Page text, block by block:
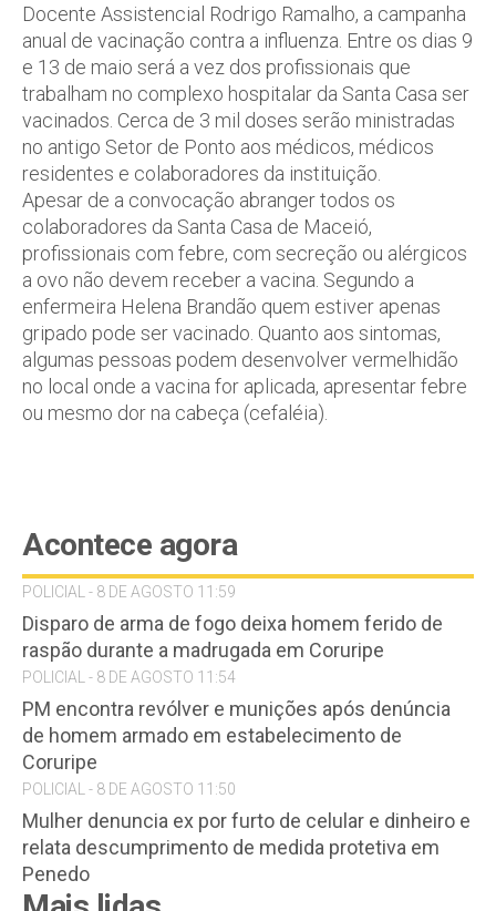
Docente Assistencial Rodrigo Ramalho, a campanha
anual de vacinação contra a influenza. Entre os dias 9
e 13 de maio será a vez dos profissionais que
trabalham no complexo hospitalar da Santa Casa ser
vacinados. Cerca de 3 mil doses serão ministradas
no antigo Setor de Ponto aos médicos, médicos
residentes e colaboradores da instituição.
Apesar de a convocação abranger todos os
colaboradores da Santa Casa de Maceió,
profissionais com febre, com secreção ou alérgicos
a ovo não devem receber a vacina. Segundo a
enfermeira Helena Brandão quem estiver apenas
gripado pode ser vacinado. Quanto aos sintomas,
algumas pessoas podem desenvolver vermelhidão
no local onde a vacina for aplicada, apresentar febre
ou mesmo dor na cabeça (cefaléia).
Acontece agora
POLICIAL - 8 DE AGOSTO 11:59
Disparo de arma de fogo deixa homem ferido de
raspão durante a madrugada em Coruripe
POLICIAL - 8 DE AGOSTO 11:54
PM encontra revólver e munições após denúncia
de homem armado em estabelecimento de
Coruripe
POLICIAL - 8 DE AGOSTO 11:50
Mulher denuncia ex por furto de celular e dinheiro e
relata descumprimento de medida protetiva em
Penedo